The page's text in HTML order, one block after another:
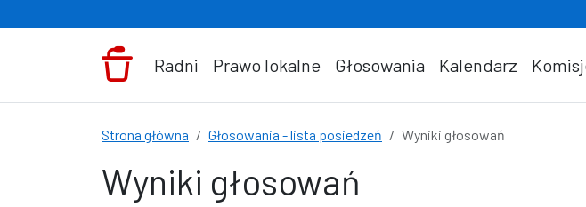
Radni Prawo lokalne Głosowania Kalendarz
Strona główna Głosowania - lista posiedzeń Wyniki głosowań
Wyniki głosowań